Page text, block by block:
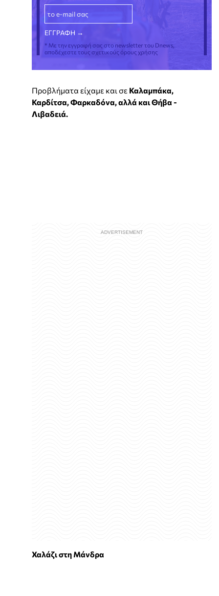
* Με την εγγραφή σας στο newsletter του Dnews,
αποδέχεστε τους σχετικούς όρους χρήσης
Προβλήματα είχαμε και σε Καλαμπάκα,
Καρδίτσα, Φαρκαδόνα, αλλά και Θήβα -
Λιβαδειά.
Χαλάζι στη Μάνδρα